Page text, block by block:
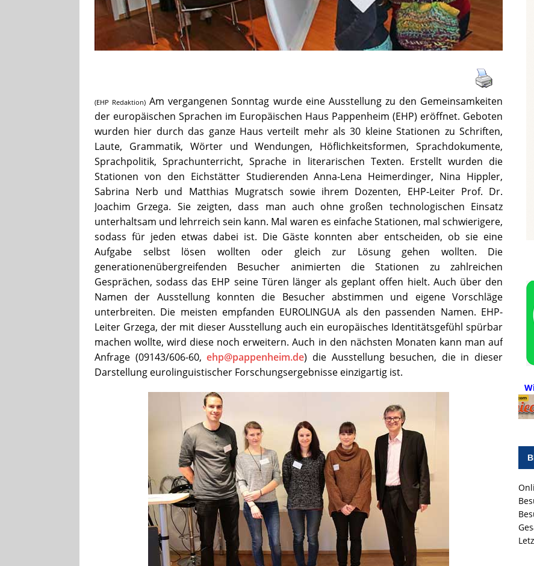
(EHP Redaktion) Am vergangenen Sonntag wurde eine Ausstellung zu den Gemeinsamkeiten
der europäischen Sprachen im Europäischen Haus Pappenheim (EHP) eröffnet. Geboten
wurden hier durch das ganze Haus verteilt mehr als 30 kleine Stationen zu Schriften,
Laute, Grammatik, Wörter und Wendungen, Höflichkeitsformen, Sprachdokumente,
Sprachpolitik, Sprachunterricht, Sprache in literarischen Texten. Erstellt wurden die
Stationen von den Eichstätter Studierenden Anna-Lena Heimerdinger, Nina Hippler,
Sabrina Nerb und Matthias Mugratsch sowie ihrem Dozenten, EHP-Leiter Prof. Dr.
Joachim Grzega. Sie zeigten, dass man auch ohne großen technologischen Einsatz
unterhaltsam und lehrreich sein kann. Mal waren es einfache Stationen, mal schwierigere,
sodass für jeden etwas dabei ist. Die Gäste konnten aber entscheiden, ob sie eine
Aufgabe selbst lösen wollten oder gleich zur Lösung gehen wollten. Die
generationenübergreifenden Besucher animierten die Stationen zu zahlreichen
Gesprächen, sodass das EHP seine Türen länger als geplant offen hielt. Auch über den
Namen der Ausstellung konnten die Besucher abstimmen und eigene Vorschläge
unterbreiten. Die meisten empfanden EUROLINGUA als den passenden Namen. EHP-
Leiter Grzega, der mit dieser Ausstellung auch ein europäisches Identitätsgefühl spürbar
machen wollte, wird diese noch erweitern. Auch in den nächsten Monaten kann man auf
Anfrage (09143/606-60,ehp@pappenheim.de) die Ausstellung besuchen, die in dieser
Darstellung eurolinguistischer Forschungsergebnisse einzigartig ist.